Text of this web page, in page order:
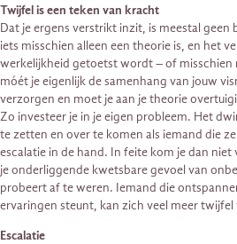
Twijfel is een teken van kracht
Dat je ergens verstrikt inzit, is meestal geen
iets misschien alleen een theorie is, en het
werkelijkheid getoetst wordt – of misschien
móét je eigenlijk de samenhang van jouw
verzorgen en moet je aan je theorie
Zo investeer je in je eigen probleem. Het
te zetten en over te komen als iemand die
escalatie in de hand. In feite kom je dan
je onderliggende kwetsbare gevoel van
probeert af te weren. Iemand die
ervaringen steunt, kan zich veel meer
Escalatie